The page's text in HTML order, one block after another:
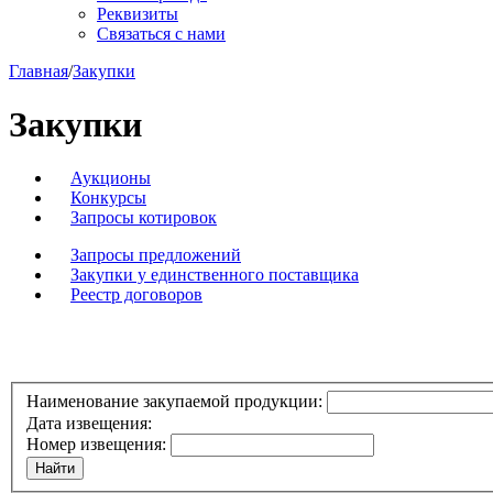
Реквизиты
Связаться с нами
Главная/Закупки
Закупки
Аукционы
Конкурсы
Запросы котировок
Запросы предложений
Закупки у единственного поставщика
Реестр договоров
Наименование закупаемой продукции:
Дата извещения:
Номер извещения: